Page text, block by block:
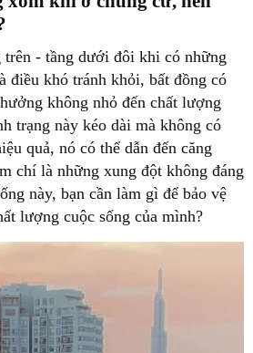
trên - tầng dưới đôi khi có những
điều khó tránh khỏi, bất đồng có
không nhỏ đến chất lượng
trạng này kéo dài mà không có
quả, nó có thể dẫn đến căng
chí là những xung đột không đáng
này, bạn cần làm gì để bảo vệ
lượng cuộc sống của mình?